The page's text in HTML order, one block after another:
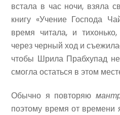
встала в час ночи, взяла
книгу «Учение Господа
время читала, и
через черный ход и
чтобы Шрила Прабхупад
смогла остаться в этом
Обычно я повторяю
поэтому время от времени